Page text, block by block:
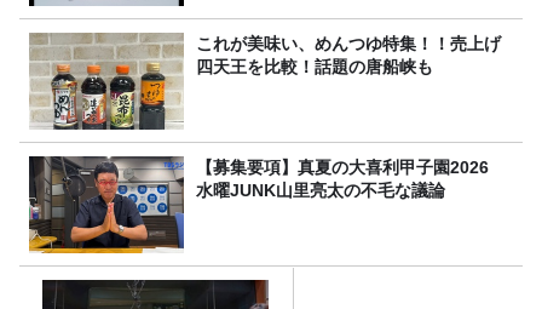
これが美味い、めんつゆ特集！！売上げ
四天王を比較！話題の唐船峡も
【募集要項】真夏の大喜利甲子園2026
水曜JUNK山里亮太の不毛な議論